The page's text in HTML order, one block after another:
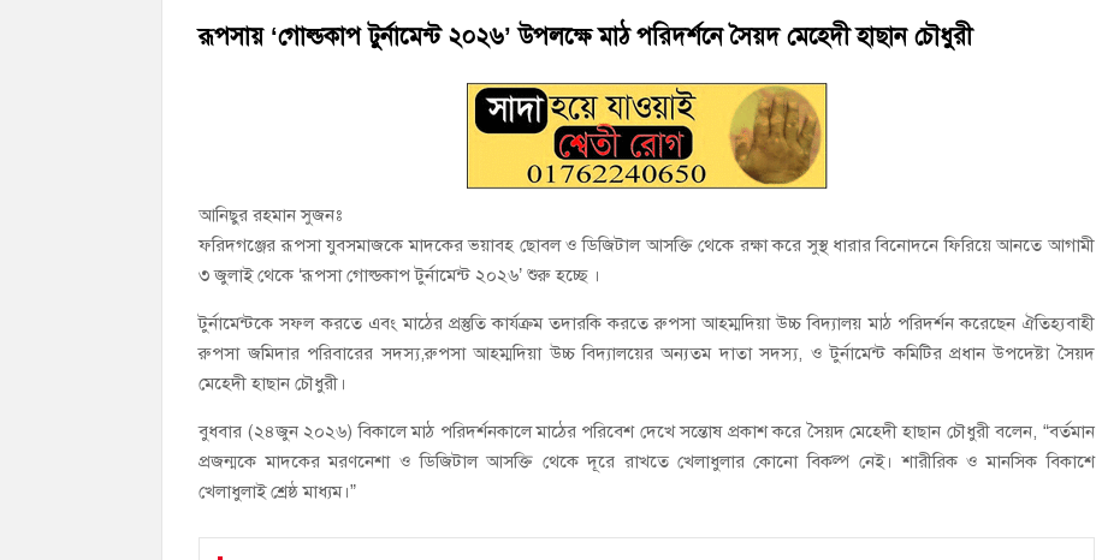
হাজীগঞ্জ সরকারি মডেল পাইলট হাই স্কুল অ্যান্ড কলেজে ‘জুলাই গণঅভ্যুত্থান দিবস’ পালিত
রূপসায় ‘গোল্ডকাপ টুর্নামেন্ট ২০২৬’ উপলক্ষে মাঠ পরিদর্শনে সৈয়দ মেহেদী হাছান চৌধুরী
​আনিছুর রহমান সুজনঃ
ফরিদগঞ্জের রূপসা যুবসমাজকে মাদকের ভয়াবহ ছোবল ও ডিজিটাল আসক্তি থেকে রক্ষা করে সুস্থ ধারার বিনোদনে ফিরিয়ে আনতে আগামী
৩ জুলাই থেকে ‘রূপসা গোল্ডকাপ টুর্নামেন্ট ২০২৬’ শুরু হচ্ছে ।
টুর্নামেন্টকে সফল করতে এবং মাঠের প্রস্তুতি কার্যক্রম তদারকি করতে রুপসা আহম্মদিয়া উচ্চ বিদ্যালয় মাঠ পরিদর্শন করেছেন ঐতিহ্যবাহী
রুপসা জমিদার পরিবারের সদস্য,রুপসা আহম্মদিয়া উচ্চ বিদ্যালয়ের অন্যতম দাতা সদস্য, ও টুর্নামেন্ট কমিটির প্রধান উপদেষ্টা সৈয়দ
মেহেদী হাছান চৌধুরী।
বুধবার (২৪জুন ২০২৬) বিকালে ​মাঠ পরিদর্শনকালে মাঠের পরিবেশ দেখে সন্তোষ প্রকাশ করে সৈয়দ মেহেদী হাছান চৌধুরী বলেন, “বর্তমান
প্রজন্মকে মাদকের মরণনেশা ও ডিজিটাল আসক্তি থেকে দূরে রাখতে খেলাধুলার কোনো বিকল্প নেই। শারীরিক ও মানসিক বিকাশে
খেলাধুলাই শ্রেষ্ঠ মাধ্যম।”